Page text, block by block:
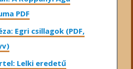
PDF
Egri csillagok (PDF,
Lelki eredetű